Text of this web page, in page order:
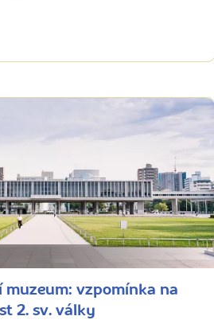
vzpomínka na
2. sv. války